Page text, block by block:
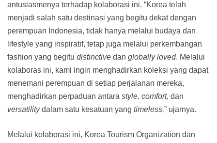
antusiasmenya terhadap kolaborasi ini. “Korea telah
menjadi salah satu destinasi yang begitu dekat dengan
perempuan Indonesia, tidak hanya melalui budaya dan
lifestyle yang inspiratif, tetap juga melalui perkembangan
fashion yang begitu distinctive dan globally loved. Melalui
kolaboras ini, kami ingin menghadirkan koleksi yang dapat
menemani perempuan di setiap perjalanan mereka,
menghadirkan perpaduan antara style, comfort, dan
versatilitydalam satu kesatuan yang timeless,” ujarnya.
Melalui kolaborasi ini, Korea Tourism Organization dan